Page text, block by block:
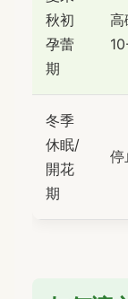
秋初
孕蕾
期
高
冬季
休眠/
開花
期
停